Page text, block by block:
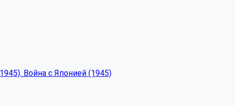
Война с Японией (1945)